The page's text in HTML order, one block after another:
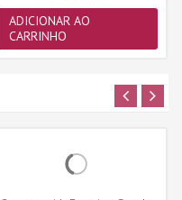
ADICIONAR AO
CARRINHO